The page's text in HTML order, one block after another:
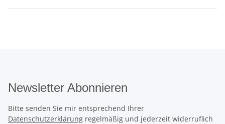
Newsletter Abonnieren
Bitte senden Sie mir entsprechend Ihrer
Datenschutzerklärung regelmäßig und jederzeit widerruflich